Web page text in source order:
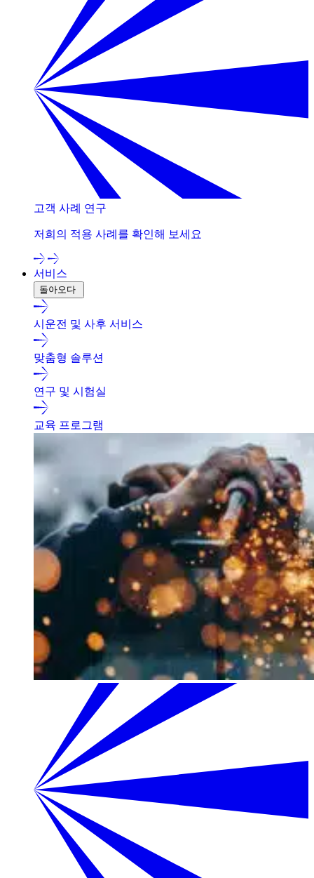
고객 사례 연구
저희의 적용 사례를 확인해 보세요
서비스
돌아오다
시운전 및 사후 서비스
맞춤형 솔루션
연구 및 시험실
교육 프로그램